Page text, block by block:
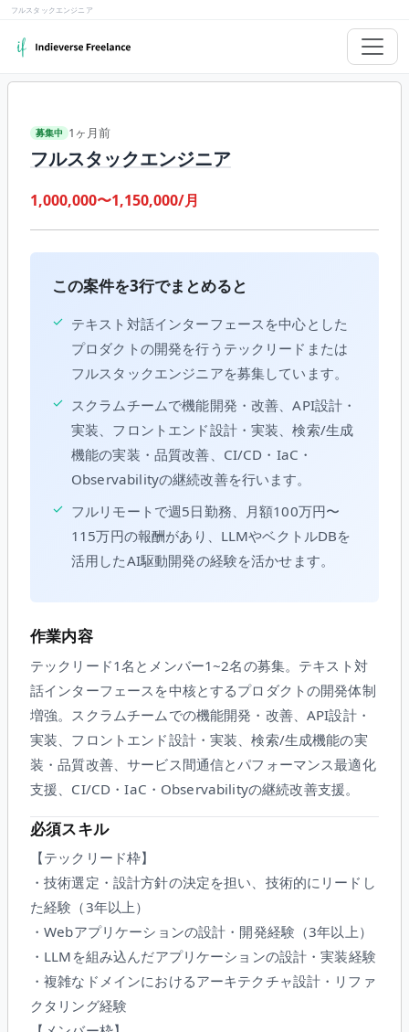
フルスタックエンジニア
募集中 1ヶ月前
フルスタックエンジニア
1,000,000〜1,150,000/月
この案件を3行でまとめると
✓ テキスト対話インターフェースを中心とした
プロダクトの開発を行うテックリードまたは
フルスタックエンジニアを募集しています。
✓ スクラムチームで機能開発・改善、API設計・
実装、フロントエンド設計・実装、検索/生成
機能の実装・品質改善、CI/CD・IaC・
Observabilityの継続改善を行います。
✓ フルリモートで週5日勤務、月額100万円〜
115万円の報酬があり、LLMやベクトルDBを
活用したAI駆動開発の経験を活かせます。
作業内容
テックリード1名とメンバー1~2名の募集。テキスト対
話インターフェースを中核とするプロダクトの開発体制
増強。スクラムチームでの機能開発・改善、API設計・
実装、フロントエンド設計・実装、検索/生成機能の実
装・品質改善、サービス間通信とパフォーマンス最適化
支援、CI/CD・IaC・Observabilityの継続改善支援。
必須スキル
【テックリード枠】
・技術選定・設計方針の決定を担い、技術的にリードし
た経験（3年以上）
・Webアプリケーションの設計・開発経験（3年以上）
・LLMを組み込んだアプリケーションの設計・実装経験
・複雑なドメインにおけるアーキテクチャ設計・リファ
クタリング経験